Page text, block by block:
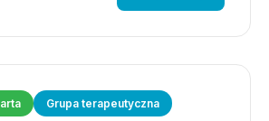
Grupa terapeutyczna